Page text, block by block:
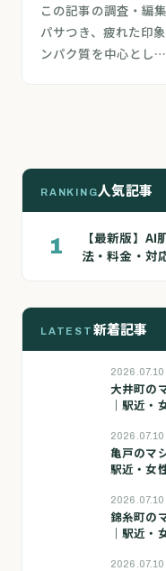
この記事の調査・編
パサつき、疲れた印
ンパク質を中心とし…
RANKING人気記事
1
【最新版】
法・料金・対
LATEST 新着記事
2026.07.10
大井町の
｜駅近・
2026.07.10
亀戸のマ
駅近・女
2026.07.10
錦糸町の
｜駅近・
2026.07.10